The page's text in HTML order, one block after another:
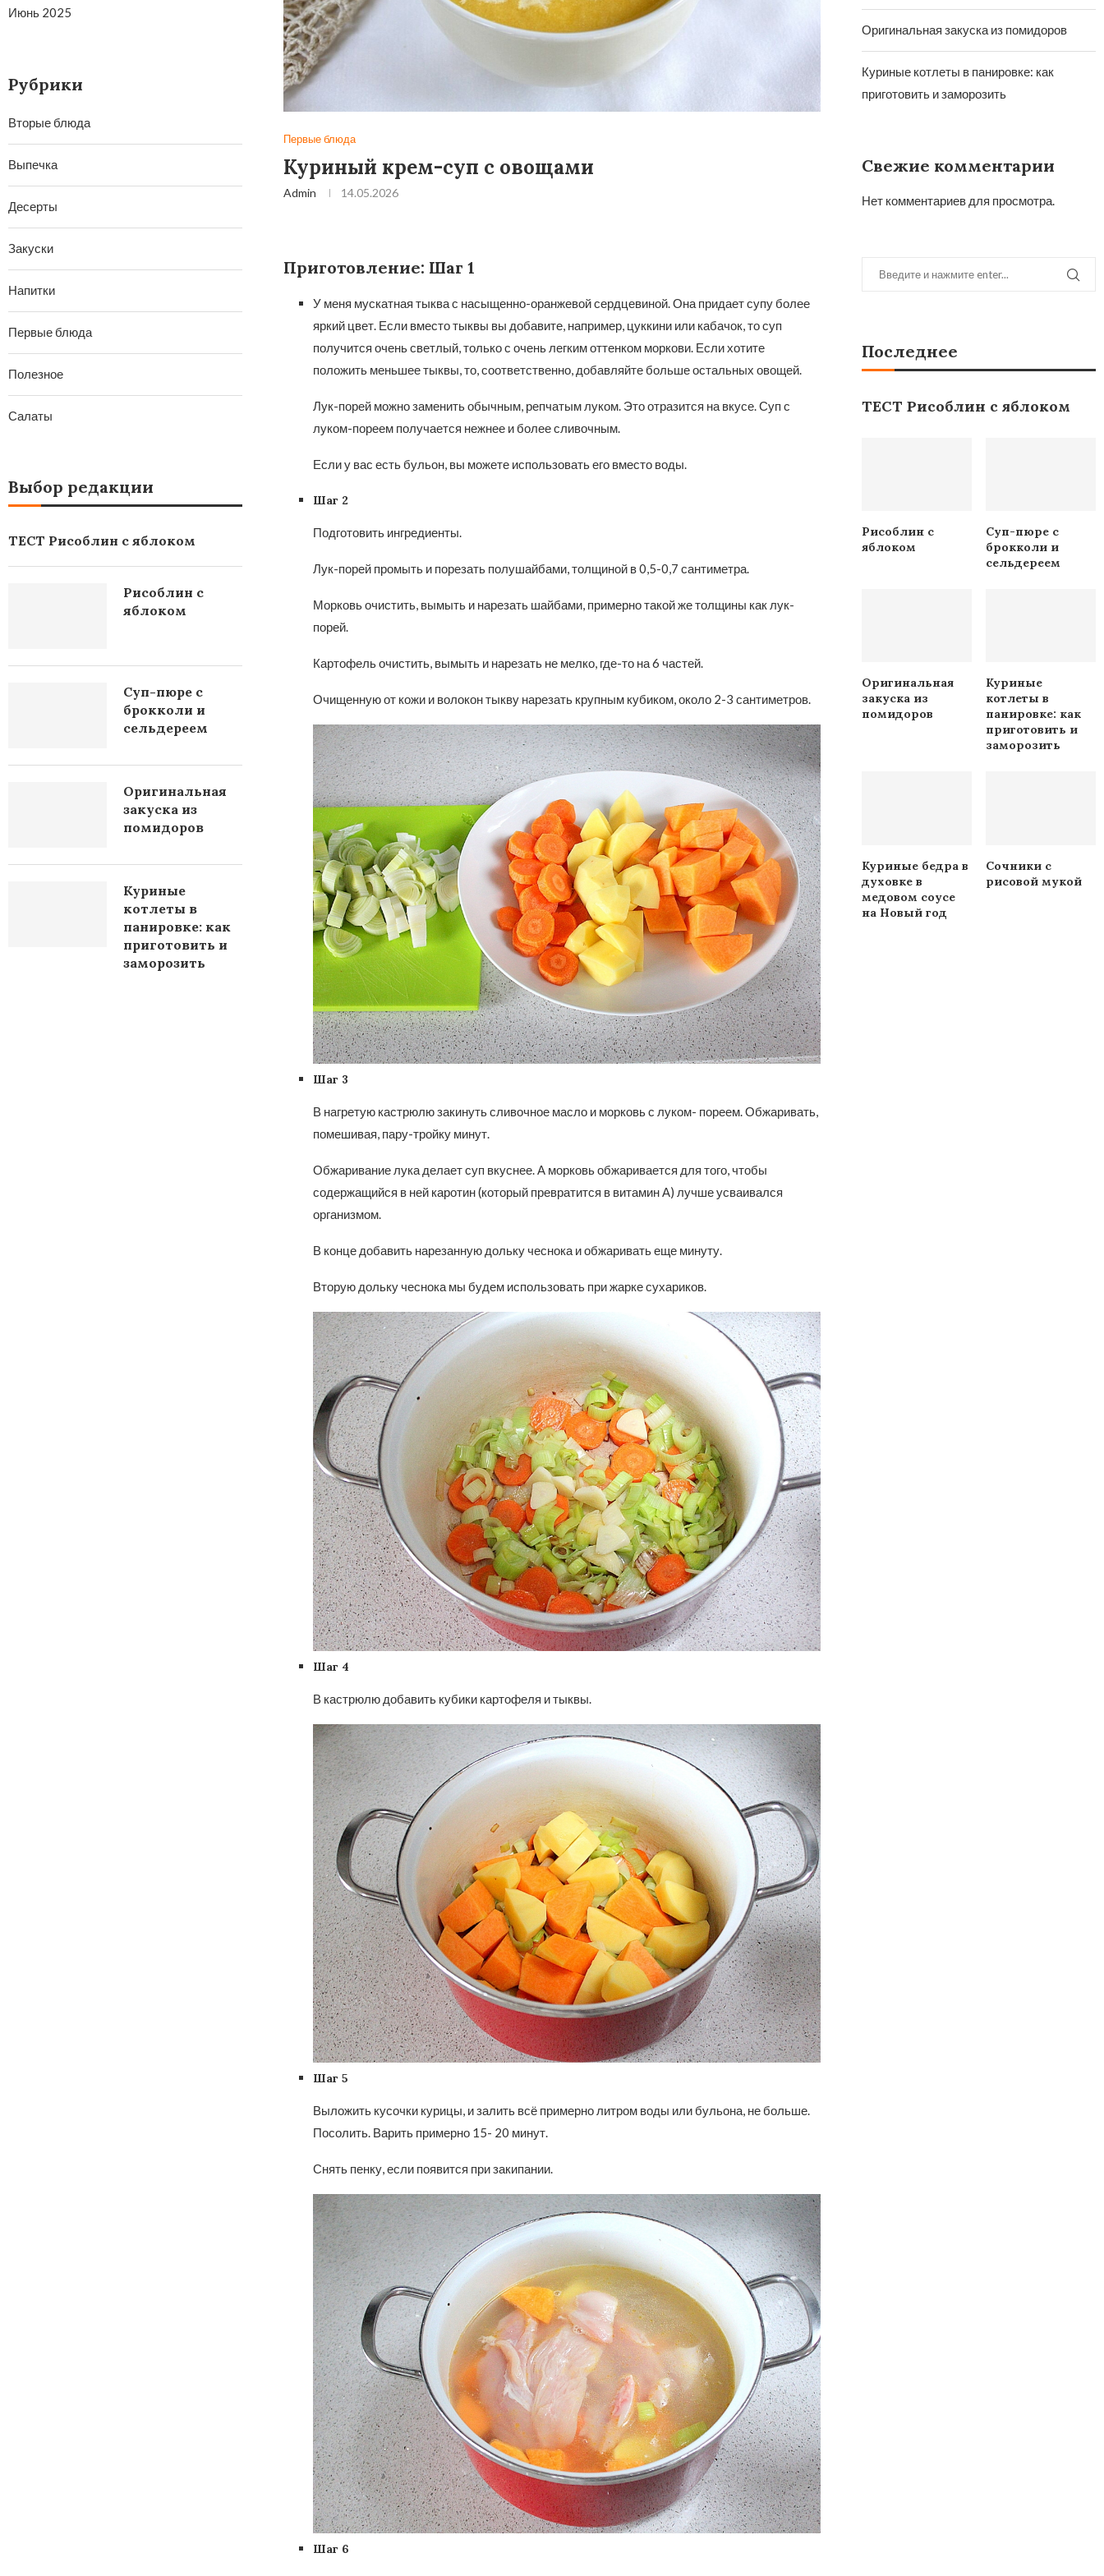
Первые блюда
Куриный крем-суп с овощами
Admin 14.05.2026
Приготовление: Шаг 1
У меня мускатная тыква с насыщенно-оранжевой сердцевиной. Она придает супу более
яркий цвет. Если вместо тыквы вы добавите, например, цуккини или кабачок, то суп
получится очень светлый, только с очень легким оттенком моркови. Если хотите
положить меньшее тыквы, то, соответственно, добавляйте больше остальных овощей.
Лук-порей можно заменить обычным, репчатым луком. Это отразится на вкусе. Суп с
луком-пореем получается нежнее и более сливочным.
Если у вас есть бульон, вы можете использовать его вместо воды.
Шаг 2
Подготовить ингредиенты.
Лук-порей промыть и порезать полушайбами, толщиной в 0,5-0,7 сантиметра.
Морковь очистить, вымыть и нарезать шайбами, примерно такой же толщины как лук-
порей.
Картофель очистить, вымыть и нарезать не мелко, где-то на 6 частей.
Очищенную от кожи и волокон тыкву нарезать крупным кубиком, около 2-3 сантиметров.
Шаг 3
В нагретую кастрюлю закинуть сливочное масло и морковь с луком- пореем. Обжаривать,
помешивая, пару-тройку минут.
Обжаривание лука делает суп вкуснее. А морковь обжаривается для того, чтобы
содержащийся в ней каротин (который превратится в витамин А) лучше усваивался
организмом.
В конце добавить нарезанную дольку чеснока и обжаривать еще минуту.
Вторую дольку чеснока мы будем использовать при жарке сухариков.
Шаг 4
В кастрюлю добавить кубики картофеля и тыквы.
Шаг 5
Выложить кусочки курицы, и залить всё примерно литром воды или бульона, не больше.
Посолить. Варить примерно 15- 20 минут.
Снять пенку, если появится при закипании.
Шаг 6
Оригинальная закуска из помидоров
Куриные котлеты в панировке: как
приготовить и заморозить
Свежие комментарии
Нет комментариев для просмотра.
Последнее
ТЕСТ Рисоблин с яблоком
Рисоблин с
яблоком
Суп-пюре с
брокколи и
сельдереем
Оригинальная
закуска из
помидоров
Куриные
котлеты в
панировке: как
приготовить и
заморозить
Куриные бедра в
духовке в
медовом соусе
на Новый год
Сочники с
рисовой мукой
Июнь 2025
Рубрики
Вторые блюда
Выпечка
Десерты
Закуски
Напитки
Первые блюда
Полезное
Салаты
Выбор редакции
ТЕСТ Рисоблин с яблоком
Рисоблин с
яблоком
Суп-пюре с
брокколи и
сельдереем
Оригинальная
закуска из
помидоров
Куриные
котлеты в
панировке: как
приготовить и
заморозить